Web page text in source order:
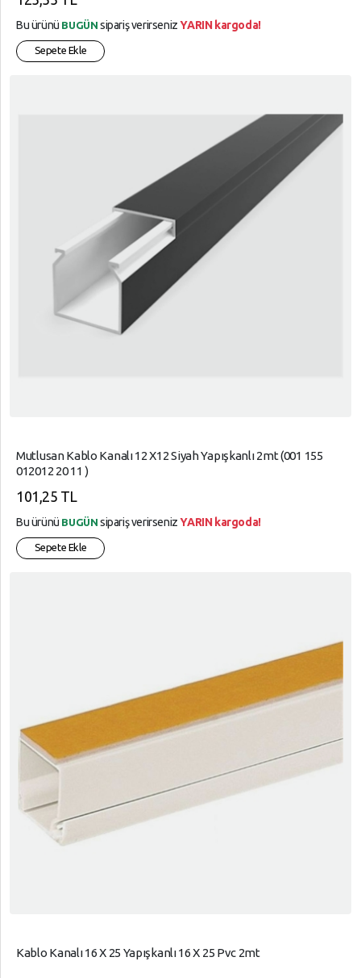
Bu ürünü BUGÜN sipariş verirsenizYARIN kargoda!
Sepete Ekle
Mutlusan Kablo Kanalı 12 X12 Siyah Yapışkanlı 2mt (001 155
012012 20 11 )
101,25 TL
Bu ürünü BUGÜN sipariş verirsenizYARIN kargoda!
Sepete Ekle
Kablo Kanalı 16 X 25 Yapışkanlı 16 X 25 Pvc 2mt